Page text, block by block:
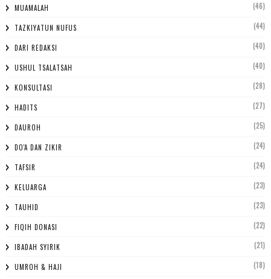
MUAMALAH (46)
TAZKIYATUN NUFUS (44)
DARI REDAKSI (40)
USHUL TSALATSAH (40)
KONSULTASI (28)
HADITS (27)
DAUROH (25)
DO'A DAN ZIKIR (24)
TAFSIR (24)
KELUARGA (23)
TAUHID (23)
FIQIH DONASI (22)
IBADAH SYIRIK (21)
UMROH & HAJI (18)